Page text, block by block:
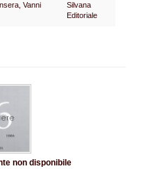
Vanni
Silvana
Editoriale
non disponibile